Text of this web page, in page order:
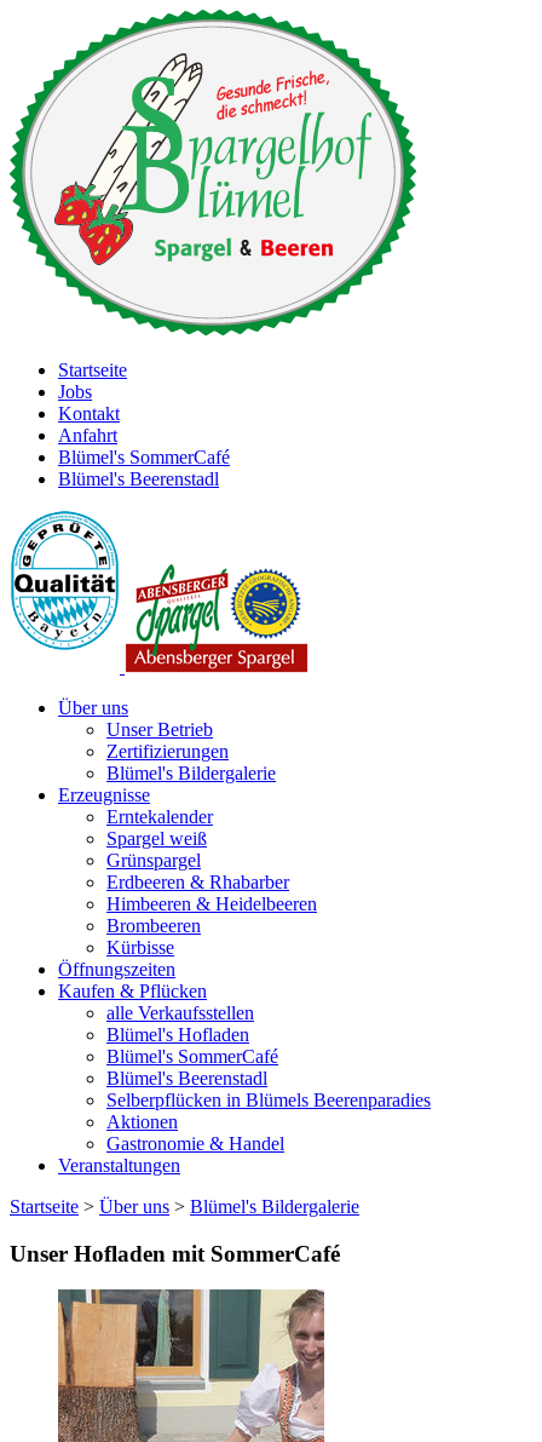
Startseite
Jobs
Kontakt
Anfahrt
Blümel's SommerCafé
Blümel's Beerenstadl
Über uns
Unser Betrieb
Zertifizierungen
Blümel's Bildergalerie
Erzeugnisse
Erntekalender
Spargel weiß
Grünspargel
Erdbeeren & Rhabarber
Himbeeren & Heidelbeeren
Brombeeren
Kürbisse
Öffnungszeiten
Kaufen & Pflücken
alle Verkaufsstellen
Blümel's Hofladen
Blümel's SommerCafé
Blümel's Beerenstadl
Selberpflücken in Blümels Beerenparadies
Aktionen
Gastronomie & Handel
Veranstaltungen
Startseite > Über uns > Blümel's Bildergalerie
Unser Hofladen mit SommerCafé